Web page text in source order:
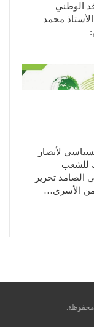
الوطني
محمد
لأنصار
للشعب
الصامد تحرير
من الأسرى…